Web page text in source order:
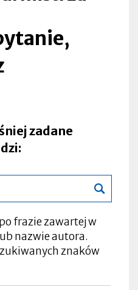
zadane
frazie zawartej w
nazwie autora.
znaków